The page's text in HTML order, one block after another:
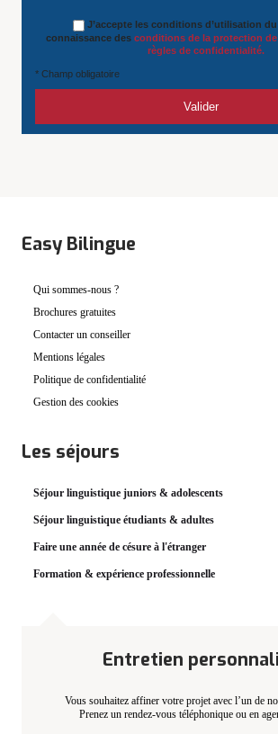
J’accepte les conditions d’utilisation du
connaissance des conditions de la protection de
règles de confidentialité.
* Champ obligatoire
Easy Bilingue
Qui sommes-nous ?
Brochures gratuites
Contacter un conseiller
Mentions légales
Politique de confidentialité
Gestion des cookies
Les séjours
Séjour linguistique juniors & adolescents
Séjour linguistique étudiants & adultes
Faire une année de césure à l'étranger
Formation & expérience professionnelle
Entretien
Vous souhaitez affiner votre projet avec l’un de
Prenez un rendez-vous téléphonique ou en